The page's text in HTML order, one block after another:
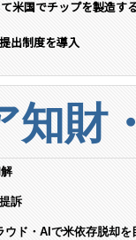
米国でチップを製造す
出制度を導入
知財
提訴
ド・AIで米依存脱却を